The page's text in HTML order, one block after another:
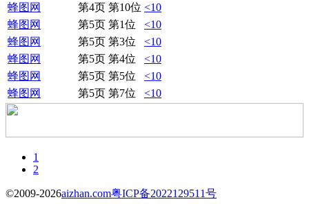
蜂图网
第4页 第10位 <10
蜂图网
第5页 第1位
<10
蜂图网
第5页 第3位
<10
蜂图网
第5页 第4位
<10
蜂图网
第5页 第5位
<10
蜂图网
第5页 第7位 <10
1
2
©2009-2026aizhan.com粤ICP备2022129511号